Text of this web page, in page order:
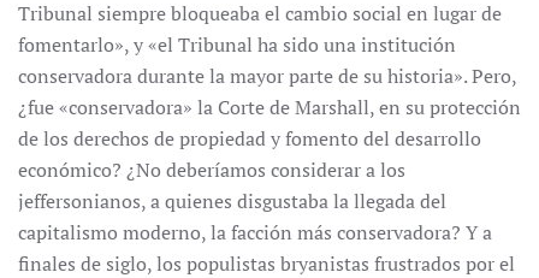
Tribunal siempre bloqueaba el cambio social en lugar de
fomentarlo», y «el Tribunal ha sido una institución
conservadora durante la mayor parte de su historia». Pero,
¿fue «conservadora» la Corte de Marshall, en su protección
de los derechos de propiedad y fomento del desarrollo
económico? ¿No deberíamos considerar a los
jeffersonianos, a quienes disgustaba la llegada del
capitalismo moderno, la facción más conservadora? Y a
finales de siglo, los populistas bryanistas frustrados por el